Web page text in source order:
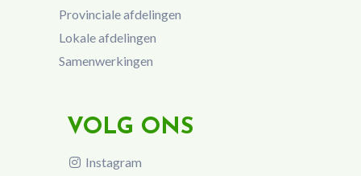
Provinciale afdelingen
Lokale afdelingen
Samenwerkingen
VOLG ONS
Instagram